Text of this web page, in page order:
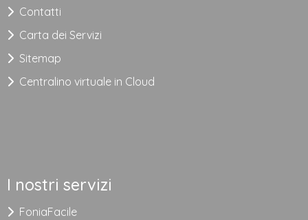
Contatti
Carta dei Servizi
Sitemap
Centralino virtuale in Cloud
I nostri servizi
FoniaFacile